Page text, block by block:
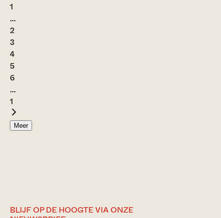
1
...
2
3
4
5
6
...
1
Meer
BLIJF OP DE HOOGTE VIA ONZE